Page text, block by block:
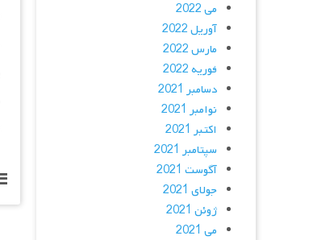
می 2022
آوریل 2022
مارس 2022
فوریه 2022
دسامبر 2021
نوامبر 2021
اکتبر 2021
سپتامبر 2021
آگوست 2021
جولای 2021
ژوئن 2021
می 2021